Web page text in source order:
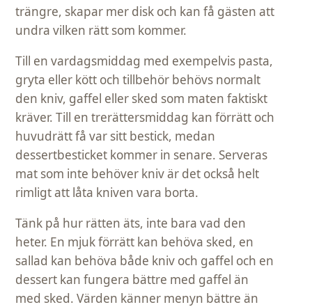
trängre, skapar mer disk och kan få gästen att
undra vilken rätt som kommer.
Till en vardagsmiddag med exempelvis pasta,
gryta eller kött och tillbehör behövs normalt
den kniv, gaffel eller sked som maten faktiskt
kräver. Till en trerättersmiddag kan förrätt och
huvudrätt få var sitt bestick, medan
dessertbesticket kommer in senare. Serveras
mat som inte behöver kniv är det också helt
rimligt att låta kniven vara borta.
Tänk på hur rätten äts, inte bara vad den
heter. En mjuk förrätt kan behöva sked, en
sallad kan behöva både kniv och gaffel och en
dessert kan fungera bättre med gaffel än
med sked. Värden känner menyn bättre än